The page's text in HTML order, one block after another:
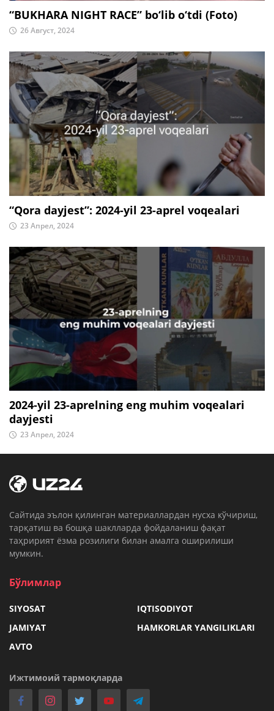
“BUKHARA NIGHT RACE” bo‘lib o‘tdi (Foto)
26 Август, 2024
“Qora dayjest”: 2024-yil 23-aprel voqealari
23 Апрел, 2024
2024-yil 23-aprelning eng muhim voqealari
dayjesti
23 Апрел, 2024
Cайтида эълон қилинган материаллардан нусха кўчириш,
тарқатиш ва бошқа шаклларда фойдаланиш фақат
таҳририят ёзма розилиги билан амалга оширилиши
мумкин.
Бўлимлар
SIYOSAT
IQTISODIYOT
JAMIYAT
HAMKORLAR YANGILIKLARI
AVTO
Ижтимоий тармоқларда